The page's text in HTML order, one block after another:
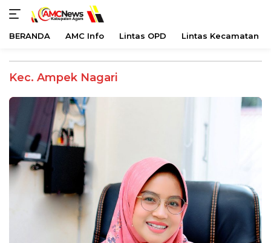
konten
BERANDA AMC Info Lintas OPD Lintas Kecamatan
Kec. Ampek Nagari